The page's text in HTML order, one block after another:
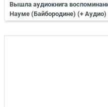
Вышла аудиокнига
Науме (Байбородине) (+ Аудио)